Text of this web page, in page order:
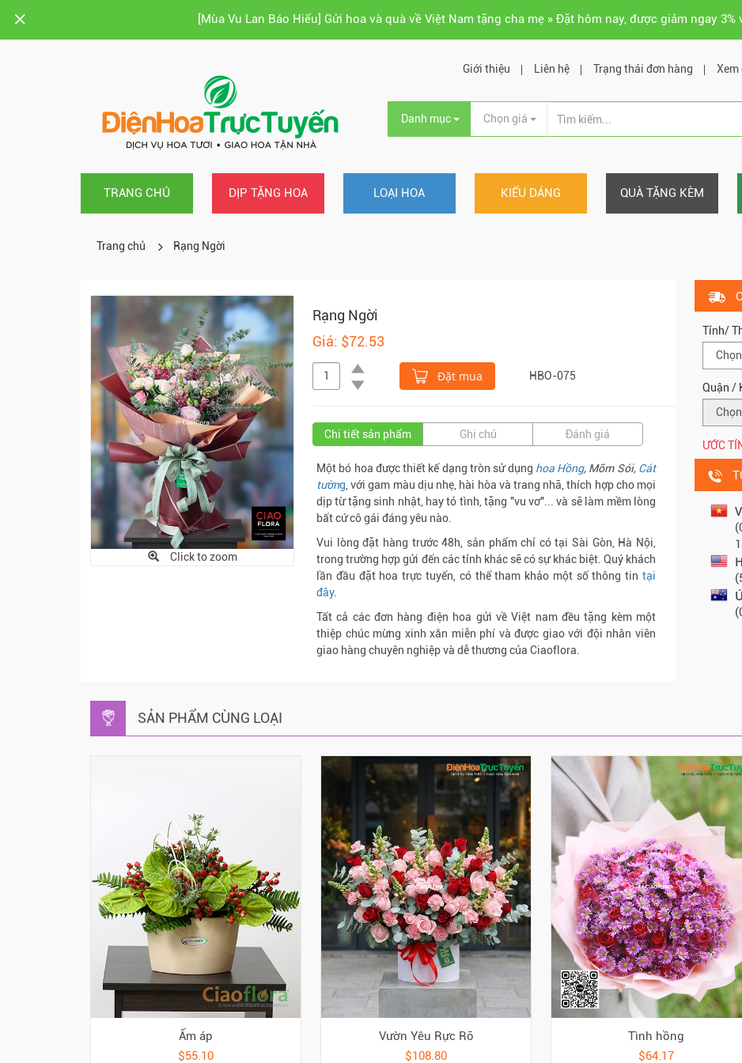
[Mùa Vu Lan Báo Hiếu] Gửi hoa và quà về Việt Nam tặng cha mẹ » Đặt hôm nay, được giảm ngay 3%
Giới thiệu Liên hệ Trạng thái đơn hàng Xem
Danh mục Chọn giá
TRANG CHỦ DỊP TẶNG HOA LOẠI HOA KIỂU DÁNG QUÀ TẶNG KÈM
Trang chủ Rạng Ngời
Click to zoom
Rạng Ngời
Giá: $72.53
Đặt mua HBO-075
Chi tiết sản phẩm Ghi chú Đánh giá
Một bó hoa được thiết kế dạng tròn sử dụng hoa Hồng, Mõm Sói, Cát
tường , với gam màu dịu nhẹ, hài hòa và trang nhã, thích hợp cho mọi
dịp từ tặng sinh nhật, hay tỏ tình, tặng "vu vơ"... và sẽ làm mềm lòng
bất cứ cô gái đáng yêu nào.
Vui lòng đặt hàng trước 48h, sản phẩm chỉ có tại Sài Gòn, Hà Nội,
trong trường hợp gửi đến các tỉnh khác sẽ có sự khác biệt. Quý khách
lần đầu đặt hoa trực tuyến, có thể tham khảo một số thông tin tại
đây.
Tất cả các đơn hàng điện hoa gửi về Việt nam đều tặng kèm một
thiệp chúc mừng xinh xắn miễn phí và được giao với đội nhân viên
giao hàng chuyên nghiệp và dễ thương của Ciaoflora.
Tỉnh/
Quận /
ƯỚC
SẢN PHẨM CÙNG LOẠI
Ấm áp
$55.10
Vườn Yêu Rực Rỡ
$108.80
Tình hồng
$64.17